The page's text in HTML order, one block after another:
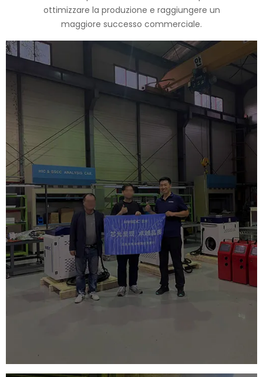
ottimizzare la produzione e raggiungere un
maggiore successo commerciale.